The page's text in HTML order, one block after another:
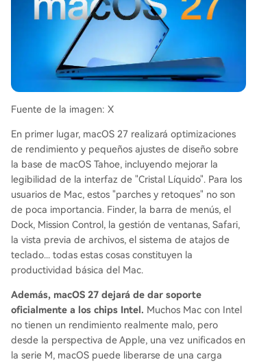
Fuente de la imagen: X
En primer lugar, macOS 27 realizará optimizaciones
de rendimiento y pequeños ajustes de diseño sobre
la base de macOS Tahoe, incluyendo mejorar la
legibilidad de la interfaz de "Cristal Líquido". Para los
usuarios de Mac, estos "parches y retoques" no son
de poca importancia. Finder, la barra de menús, el
Dock, Mission Control, la gestión de ventanas, Safari,
la vista previa de archivos, el sistema de atajos de
teclado... todas estas cosas constituyen la
productividad básica del Mac.
Además, macOS 27 dejará de dar soporte
oficialmente a los chips Intel. Muchos Mac con Intel
no tienen un rendimiento realmente malo, pero
desde la perspectiva de Apple, una vez unificados en
la serie M, macOS puede liberarse de una carga